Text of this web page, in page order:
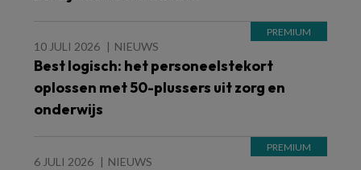
10 JULI 2026 NIEUWS
Best logisch: het personeelstekort
oplossen met 50-plussers uit zorg en
onderwijs
6 JULI 2026 NIEUWS